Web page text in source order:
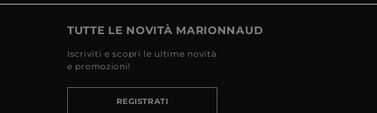
TUTTE LE NOVITÀ MARIONNAUD
Iscriviti e scopri le ultime novità
e promozioni!
REGISTRATI